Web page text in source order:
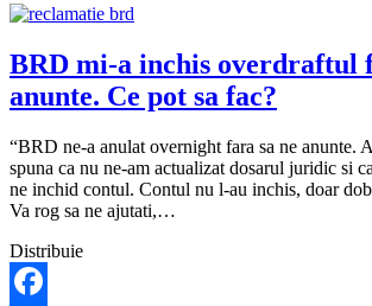
BRD mi-a inchis overdraftul
anunte. Ce pot sa fac?
“BRD ne-a anulat overnight fara sa ne anunte.
spuna ca nu ne-am actualizat dosarul juridic si
ne inchid contul. Contul nu l-au inchis, doar
Va rog sa ne ajutati,…
Distribuie